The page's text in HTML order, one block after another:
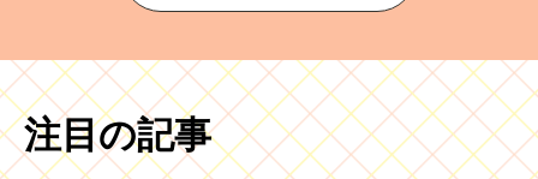
注目の記事